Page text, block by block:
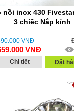
nồi inox 430
3 chiếc Nắp kính
VNĐ
VNĐ
Chi tiết Đặt